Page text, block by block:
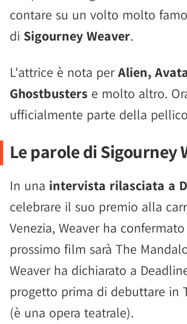
contare su un volto molto
di Sigourney Weaver.
L'attrice è nota perAlien,
Ghostbusters e molto altro.
ufficialmente parte della
Le parole di Sigourney
In una intervista rilasciata a
celebrare il suo premio alla
Venezia, Weaver ha
prossimo film sarà The
Weaver ha dichiarato a
progetto prima di debuttare in
(è una opera teatrale).